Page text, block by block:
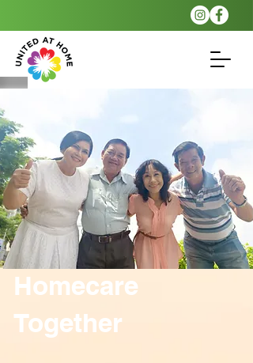
Homecare
Together